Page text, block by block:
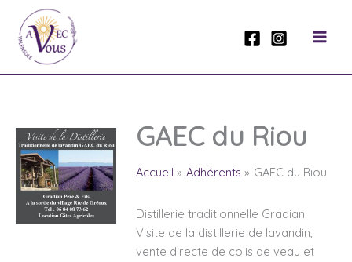
contenu
GAEC du Riou
Accueil Adhérents GAEC du Riou
Distillerie traditionnelle Gradian
Visite de la distillerie de lavandin,
vente directe de colis de veau et